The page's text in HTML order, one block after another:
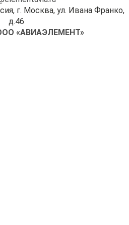
г. Москва, ул. Ивана Франко,
д.46
«АВИАЭЛЕМЕНТ»